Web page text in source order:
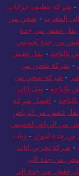
- شركة تنظيف خزانات
المغرب - شحن من
نقل عفش من جدة
من جدة لخميس
بالباحة - نقل عفش
- شركة شحن من
- شركة شحن من
بالباحة - نقل اثاث
- افضل شركة
نقل عفش من الرياض
من الرياض لخميس
جدة لتبوك - دباب
- شركة تخزين اثاث
من جدة الى
عفش من جدة الي